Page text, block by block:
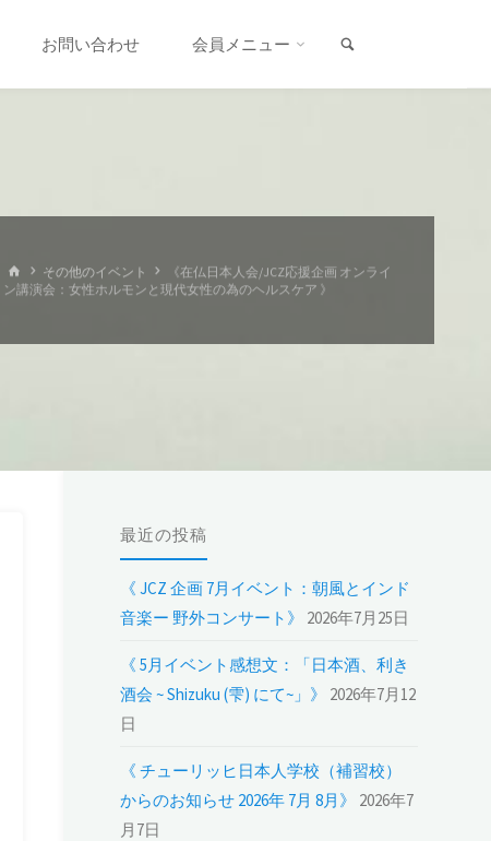
お問い合わせ 会員メニュー
ホ
ー
その他のイベント
《在仏日本人会/JCZ応援企画 オンライ
ン講演会：女性ホルモンと現代女性の為のヘルスケア 》
最近の投稿
《 JCZ 企画 7月イベント：朝風とインド
音楽ー 野外コンサート》
2026年7月25日
《 5月イベント感想文：「日本酒、利き
酒会 ~ Shizuku (雫) にて~」》
2026年7月12
日
《 チューリッヒ日本人学校（補習校）
からのお知らせ 2026年 7月 8月》
2026年7
月7日